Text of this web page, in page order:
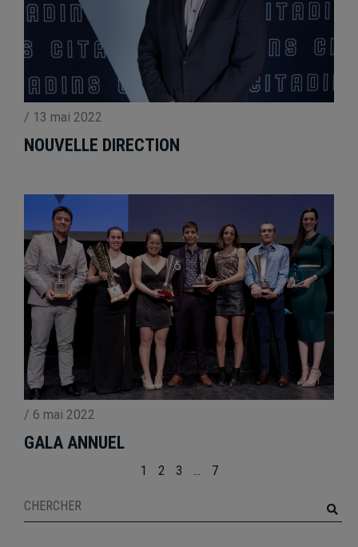
/ 13 mai 2022
NOUVELLE DIRECTION
/ 6 mai 2022
GALA ANNUEL
1 2 3 7